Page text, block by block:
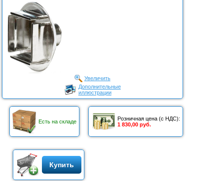
Увеличить
Дополнительные
иллюстрации
Есть на складе
Розничная цена (с НДС):
1 830,00 руб.
Купить